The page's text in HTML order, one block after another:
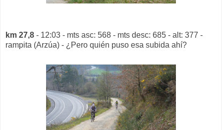
km 27,8 - 12:03 - mts asc: 568 - mts desc: 685 - alt: 377 -
rampita (Arzúa) - ¿Pero quién puso esa subida ahí?